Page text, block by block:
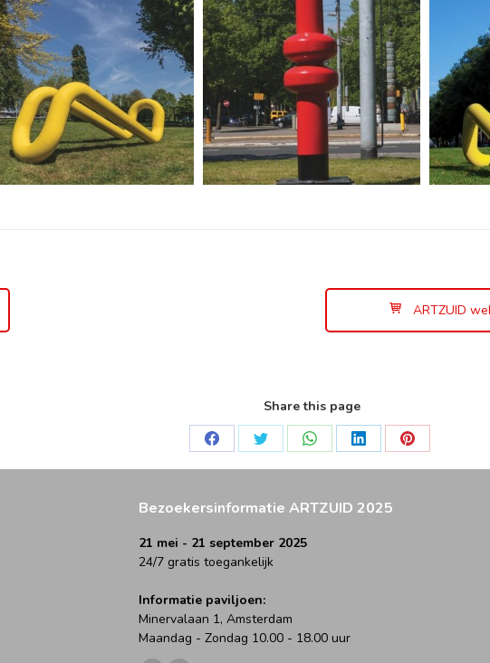
ARTZUID
Share this page
Deel
Facebook
Deel
Twitter
Deel
WhatsApp
Deel
LinkedIn
Deel
Bezoekersinformatie ARTZUID 2025
21 mei - 21 september 2025
24/7 gratis toegankelijk
Informatie paviljoen:
Minervalaan 1, Amsterdam
Maandag - Zondag 10.00 - 18.00 uur